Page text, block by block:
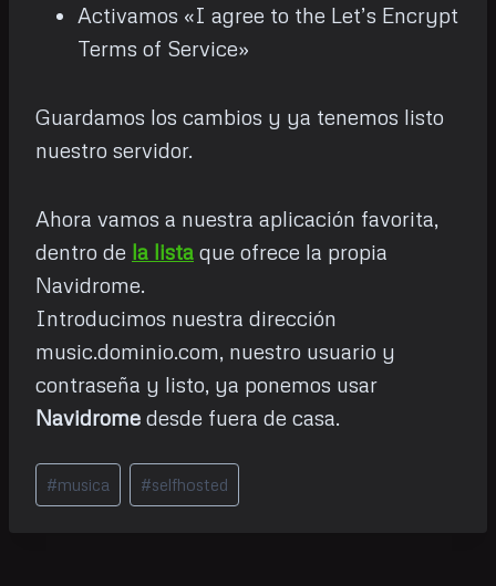
Activamos «I agree to the Let’s Encrypt
Terms of Service»
Guardamos los cambios y ya tenemos listo
nuestro servidor.
Ahora vamos a nuestra aplicación favorita,
dentro de la lista que ofrece la propia
Navidrome.
Introducimos nuestra dirección
music.dominio.com, nuestro usuario y
contraseña y listo, ya ponemos usar
Navidrome desde fuera de casa.
Etiquetas
de
#musica #selfhosted